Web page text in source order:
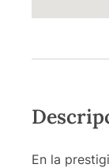
En la